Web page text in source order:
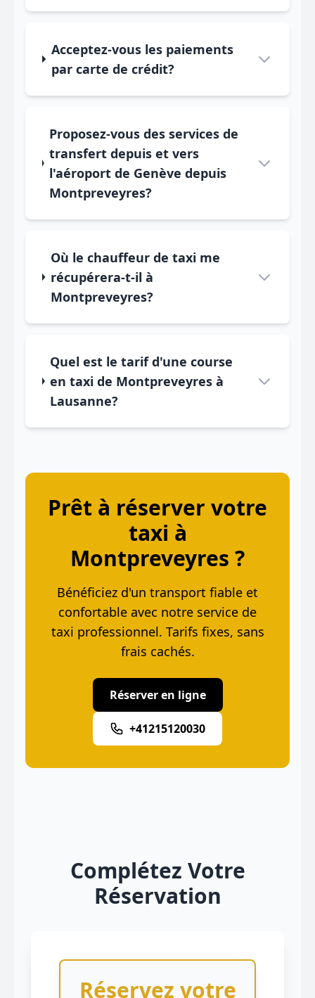
Acceptez-vous les paiements
par carte de crédit?
Proposez-vous des services de
transfert depuis et vers
l'aéroport de Genève depuis
Montpreveyres?
Où le chauffeur de taxi me
récupérera-t-il à
Montpreveyres?
Quel est le tarif d'une course
en taxi de Montpreveyres à
Lausanne?
Prêt à réserver votre
taxi à
Montpreveyres ?
Bénéficiez d'un transport fiable et
confortable avec notre service de
taxi professionnel. Tarifs fixes, sans
frais cachés.
Réserver en ligne
+41215120030
Complétez Votre
Réservation
Réservez votre